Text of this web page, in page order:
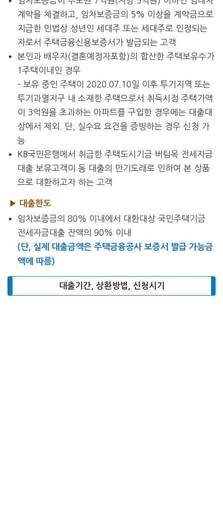
계약을 체결하고, 임차보증금의 5% 이상을 계약금으로
지급한 민법상 성년인 세대주 또는 세대주로 인정되는
자로서 주택금융신용보증서가 발급되는 고객
본인과 배우자(결혼예정자포함)의 합산한 주택보유수가
1주택이내인 경우
– 보유 중인 주택이 2020.07.10일 이후 투기지역 또는
투기과열지구 내 소재한 주택으로서 취득시점 주택가액
이 3억원을 초과하는 아파트를 구입한 경우에는 대출대
상에서 제외. 단, 실수요 요건을 증빙하는 경우 신청 가
능
KB국민은행에서 취급한 주택도시기금 버팀목 전세자금
대출 보유고객이 동 대출의 만기도래로 인하여 본 상품
으로 대환하고자 하는 고객
▶ 대출한도
임차보증금의 80% 이내에서 대환대상 국민주택기금
전세자금대출 잔액의 90% 이내
(단, 실제 대출금액은 주택금융공사 보증서 발급 가능금
액에 따름)
대출기간, 상환방법, 신청시기